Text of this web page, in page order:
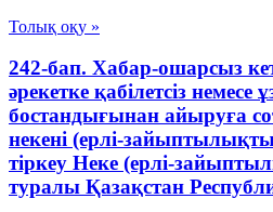
Толық оқу »
242-бап. Хабар-ошарсыз
әрекетке қабілетсіз немесе
бостандығынан айыруға
некені (ерлі-
тіркеу Неке (ерлі-
туралы Қазақстан